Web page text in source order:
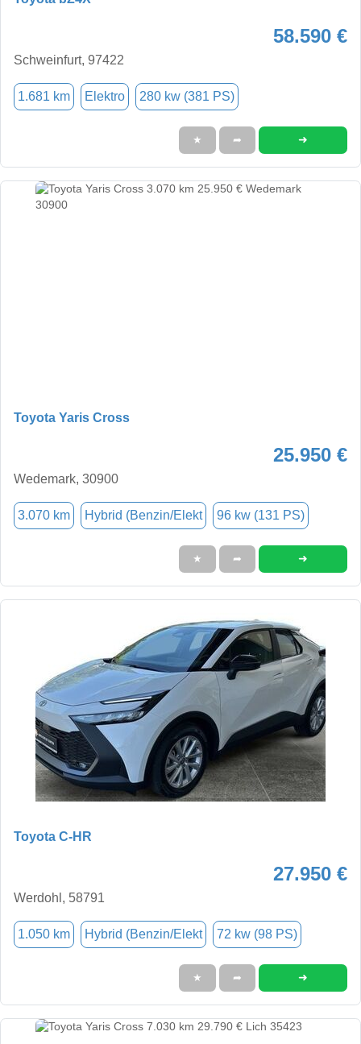
58.590 €
Schweinfurt, 97422
1.681 km Elektro 280 kw (381 PS)
★ ➦ ➜
Toyota Yaris Cross
25.950 €
Wedemark, 30900
3.070 km Hybrid (Benzin/Elekt 96 kw (131 PS)
★ ➦ ➜
Toyota C-HR
27.950 €
Werdohl, 58791
1.050 km Hybrid (Benzin/Elekt 72 kw (98 PS)
★ ➦ ➜